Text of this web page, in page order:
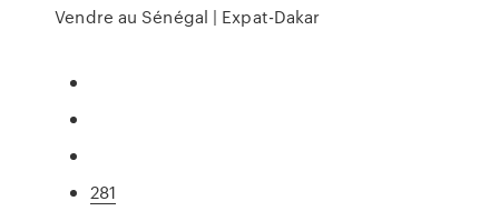
Vendre au Sénégal | Expat-Dakar
281